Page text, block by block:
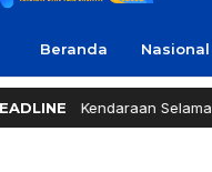
Beranda Nasional
Selama Agustus 2026